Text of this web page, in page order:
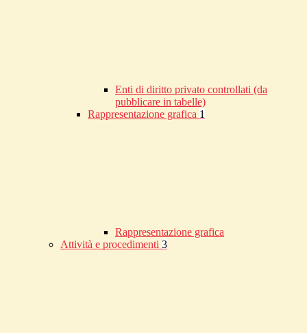
Enti di diritto privato controllati (da
pubblicare in tabelle)
Rappresentazione grafica 1
Rappresentazione grafica
Attività e procedimenti 3